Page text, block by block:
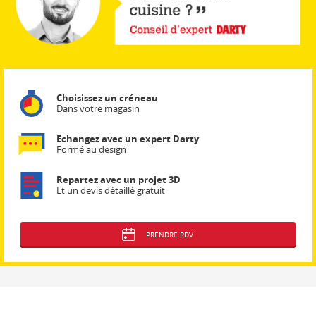
Choisissez un créneau
Dans votre magasin
Echangez avec un expert Darty
Formé au design
Repartez avec un projet 3D
Et un devis détaillé gratuit
PRENDRE RDV